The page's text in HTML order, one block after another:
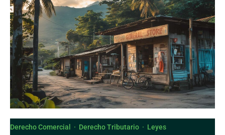
Derecho Comercial · Derecho Tributario · Leyes